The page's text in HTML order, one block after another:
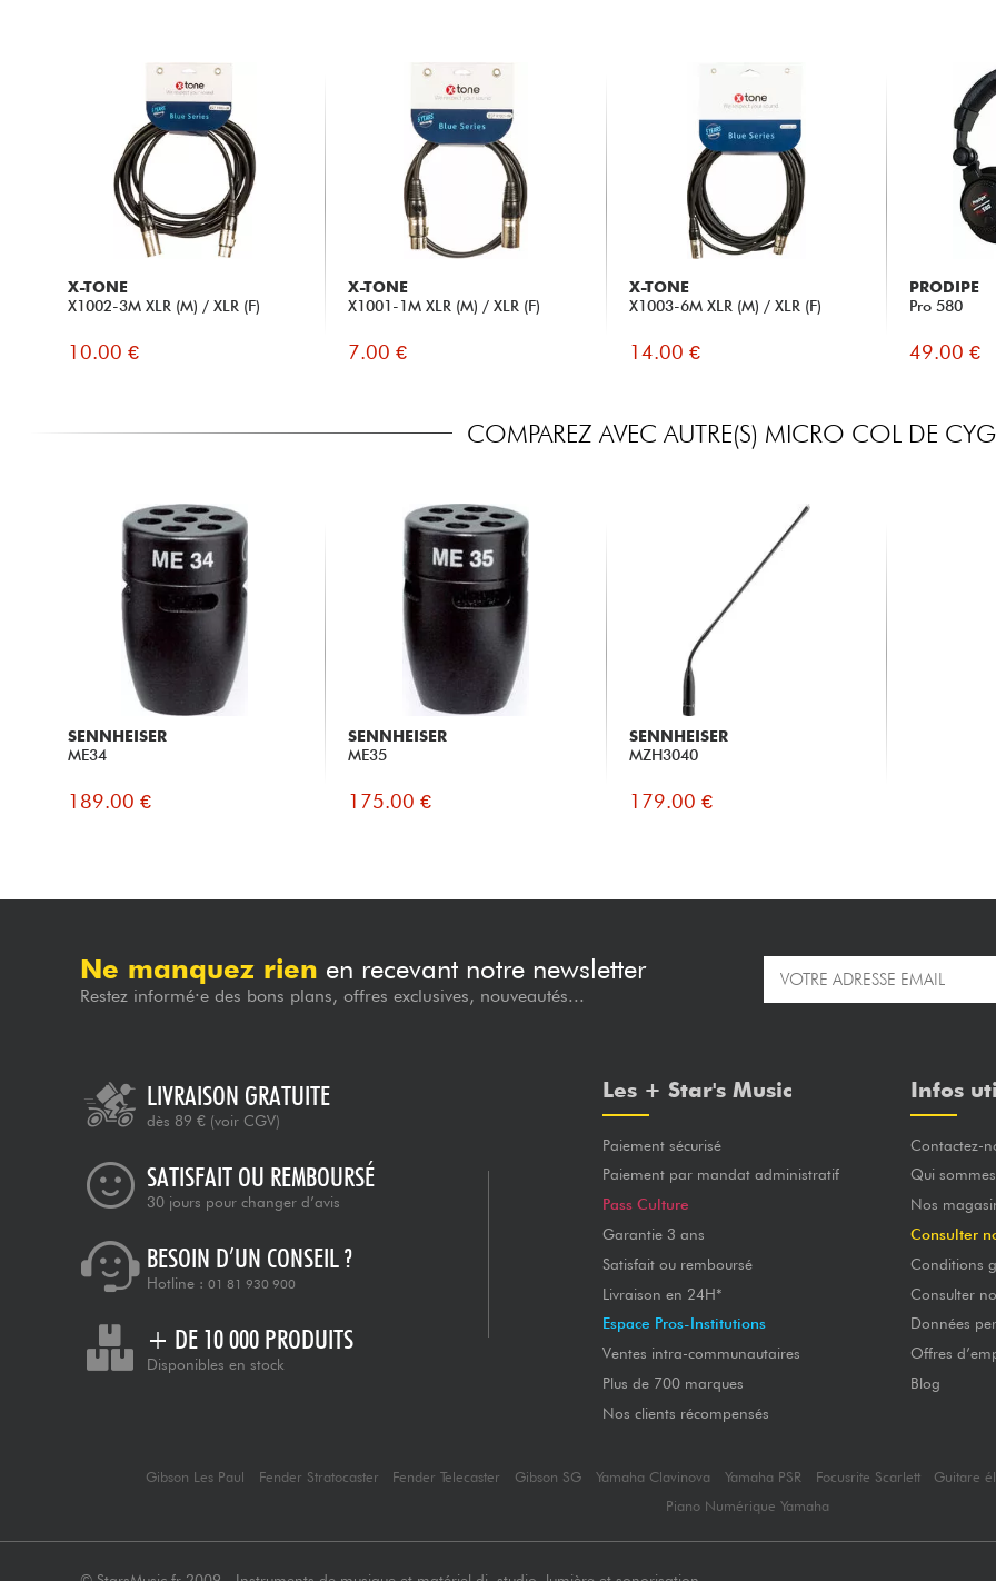
X-TONE
X1002-3M XLR (M) / XLR (F)
10.00 €
X-TONE
X1001-1M XLR (M) / XLR (F)
7.00 €
X-TONE
X1003-6M XLR (M) / XLR (F)
14.00 €
PRODIPE
Pro 580
49.00 €
COMPAREZ AVEC AUTRE(S) MICRO COL DE
SENNHEISER
ME34
189.00 €
SENNHEISER
ME35
175.00 €
SENNHEISER
MZH3040
179.00 €
Ne manquez rien en recevant notre newsletter
Restez informé·e des bons plans, offres exclusives, nouveautés...
LIVRAISON GRATUITE
dès 89 € (voir CGV)
SATISFAIT OU REMBOURSÉ
30 jours pour changer d’avis
BESOIN D’UN CONSEIL ?
Hotline : 01 81 930 900
+ DE 10 000 PRODUITS
Disponibles en stock
Les + Star's Music
Paiement sécurisé
Paiement par mandat administratif
Pass Culture
Garantie 3 ans
Satisfait ou remboursé
Livraison en 24H*
Espace Pros-Institutions
Ventes intra-communautaires
Plus de 700 marques
Nos clients récompensés
Infos
Contactez-
Qui
Nos
Consulter
Conditions
Consulter
Données
Offres
Blog
Gibson Les Paul Fender Stratocaster Fender Telecaster Gibson SG Yamaha Clavinova Yamaha PSR Focusrite Scarlett
Guitare
Piano Numérique Yamaha